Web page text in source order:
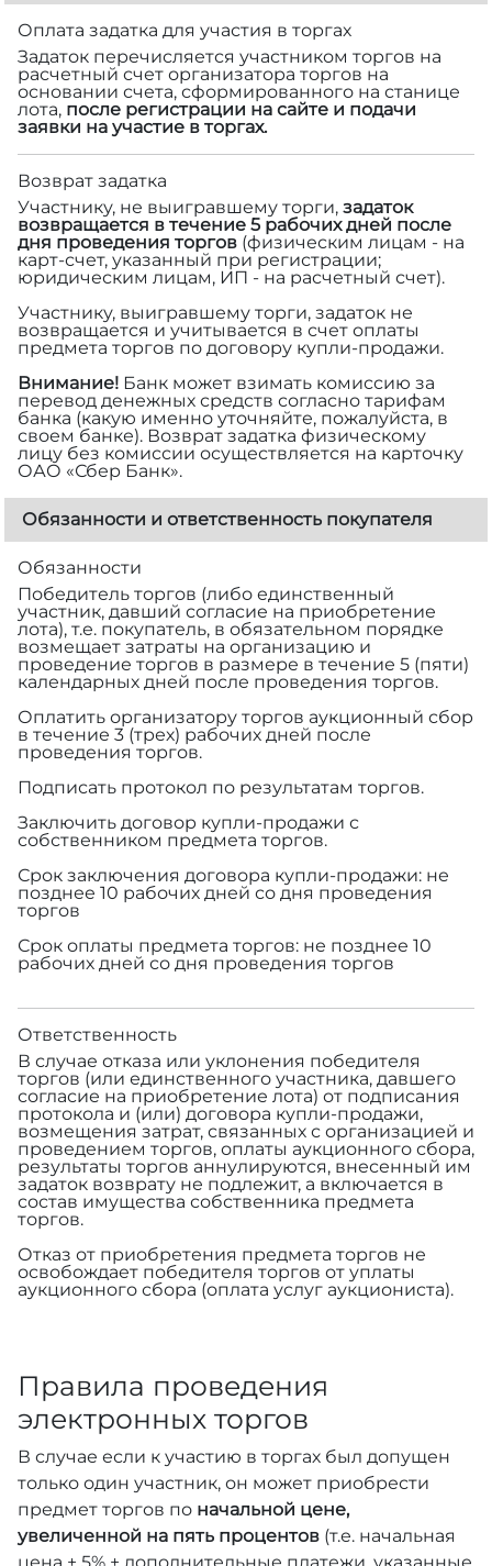
Оплата задатка для участия в торгах
Задаток перечисляется участником торгов на
расчетный счет организатора торгов на
основании счета, сформированного на станице
лота, после регистрации на сайте и подачи
заявки на участие в торгах.
Возврат задатка
Участнику, не выигравшему торги, задаток
возвращается в течение 5 рабочих дней после
дня проведения торгов (физическим лицам - на
карт-счет, указанный при регистрации;
юридическим лицам, ИП - на расчетный счет).
Участнику, выигравшему торги, задаток не
возвращается и учитывается в счет оплаты
предмета торгов по договору купли-продажи.
Внимание! Банк может взимать комиссию за
перевод денежных средств согласно тарифам
банка (какую именно уточняйте, пожалуйста, в
своем банке). Возврат задатка физическому
лицу без комиссии осуществляется на карточку
ОАО «Сбер Банк».
Обязанности и ответственность покупателя
Обязанности
Победитель торгов (либо единственный
участник, давший согласие на приобретение
лота), т.е. покупатель, в обязательном порядке
возмещает затраты на организацию и
проведение торгов в размере в течение 5 (пяти)
календарных дней после проведения торгов.
Оплатить организатору торгов аукционный сбор
в течение 3 (трех) рабочих дней после
проведения торгов.
Подписать протокол по результатам торгов.
Заключить договор купли-продажи с
собственником предмета торгов.
Срок заключения договора купли-продажи: не
позднее 10 рабочих дней со дня проведения
торгов
Срок оплаты предмета торгов: не позднее 10
рабочих дней со дня проведения торгов
Ответственность
В случае отказа или уклонения победителя
торгов (или единственного участника, давшего
согласие на приобретение лота) от подписания
протокола и (или) договора купли-продажи,
возмещения затрат, связанных с организацией и
проведением торгов, оплаты аукционного сбора,
результаты торгов аннулируются, внесенный им
задаток возврату не подлежит, а включается в
состав имущества собственника предмета
торгов.
Отказ от приобретения предмета торгов не
освобождает победителя торгов от уплаты
аукционного сбора (оплата услуг аукциониста).
Правила проведения
электронных торгов
В случае если к участию в торгах был допущен
только один участник, он может приобрести
предмет торгов по начальной цене,
увеличенной на пять процентов (т.е. начальная
цена + 5% + дополнительные платежи, указанные